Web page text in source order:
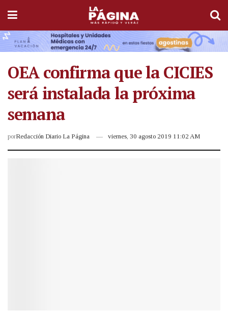
OEA confirma que la CICIES
será instalada la próxima
semana
porRedacción Diario La Página viernes, 30 agosto 2019 11:02 AM